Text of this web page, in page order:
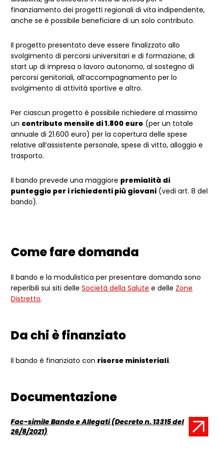
finanziamento dei progetti regionali di vita indipendente,
anche se è possibile beneficiare di un solo contributo.
Il progetto presentato deve essere finalizzato allo
svolgimento di percorsi universitari e di formazione, di
start up di impresa o lavoro autonomo, al sostegno di
percorsi genitoriali, all’accompagnamento per lo
svolgimento di attività sportive e altro.
Per ciascun progetto è possibile richiedere al massimo
un contributo mensile di 1.800 euro (per un totale
annuale di 21.600 euro) per la copertura delle spese
relative all’assistente personale, spese di vitto, alloggio e
trasporto.
Il bando prevede una maggiore premialità di
punteggio per i richiedenti più giovani (vedi art. 8 del
bando).
Come fare domanda
Il bando e la modulistica per presentare domanda sono
reperibili sui siti delleSocietà della Salute e delle Zone
Distretto.
Da chi è finanziato
Il bando è finanziato con risorse ministeriali.
Documentazione
Documento:
Fac-simile Bando e Allegati (Decreto n. 13315 del
26/8/2021)